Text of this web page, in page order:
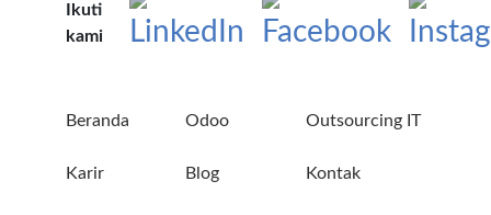
Ikuti
kami
Beranda
Karir
Odoo
Blog
Outsourcing IT
Kontak